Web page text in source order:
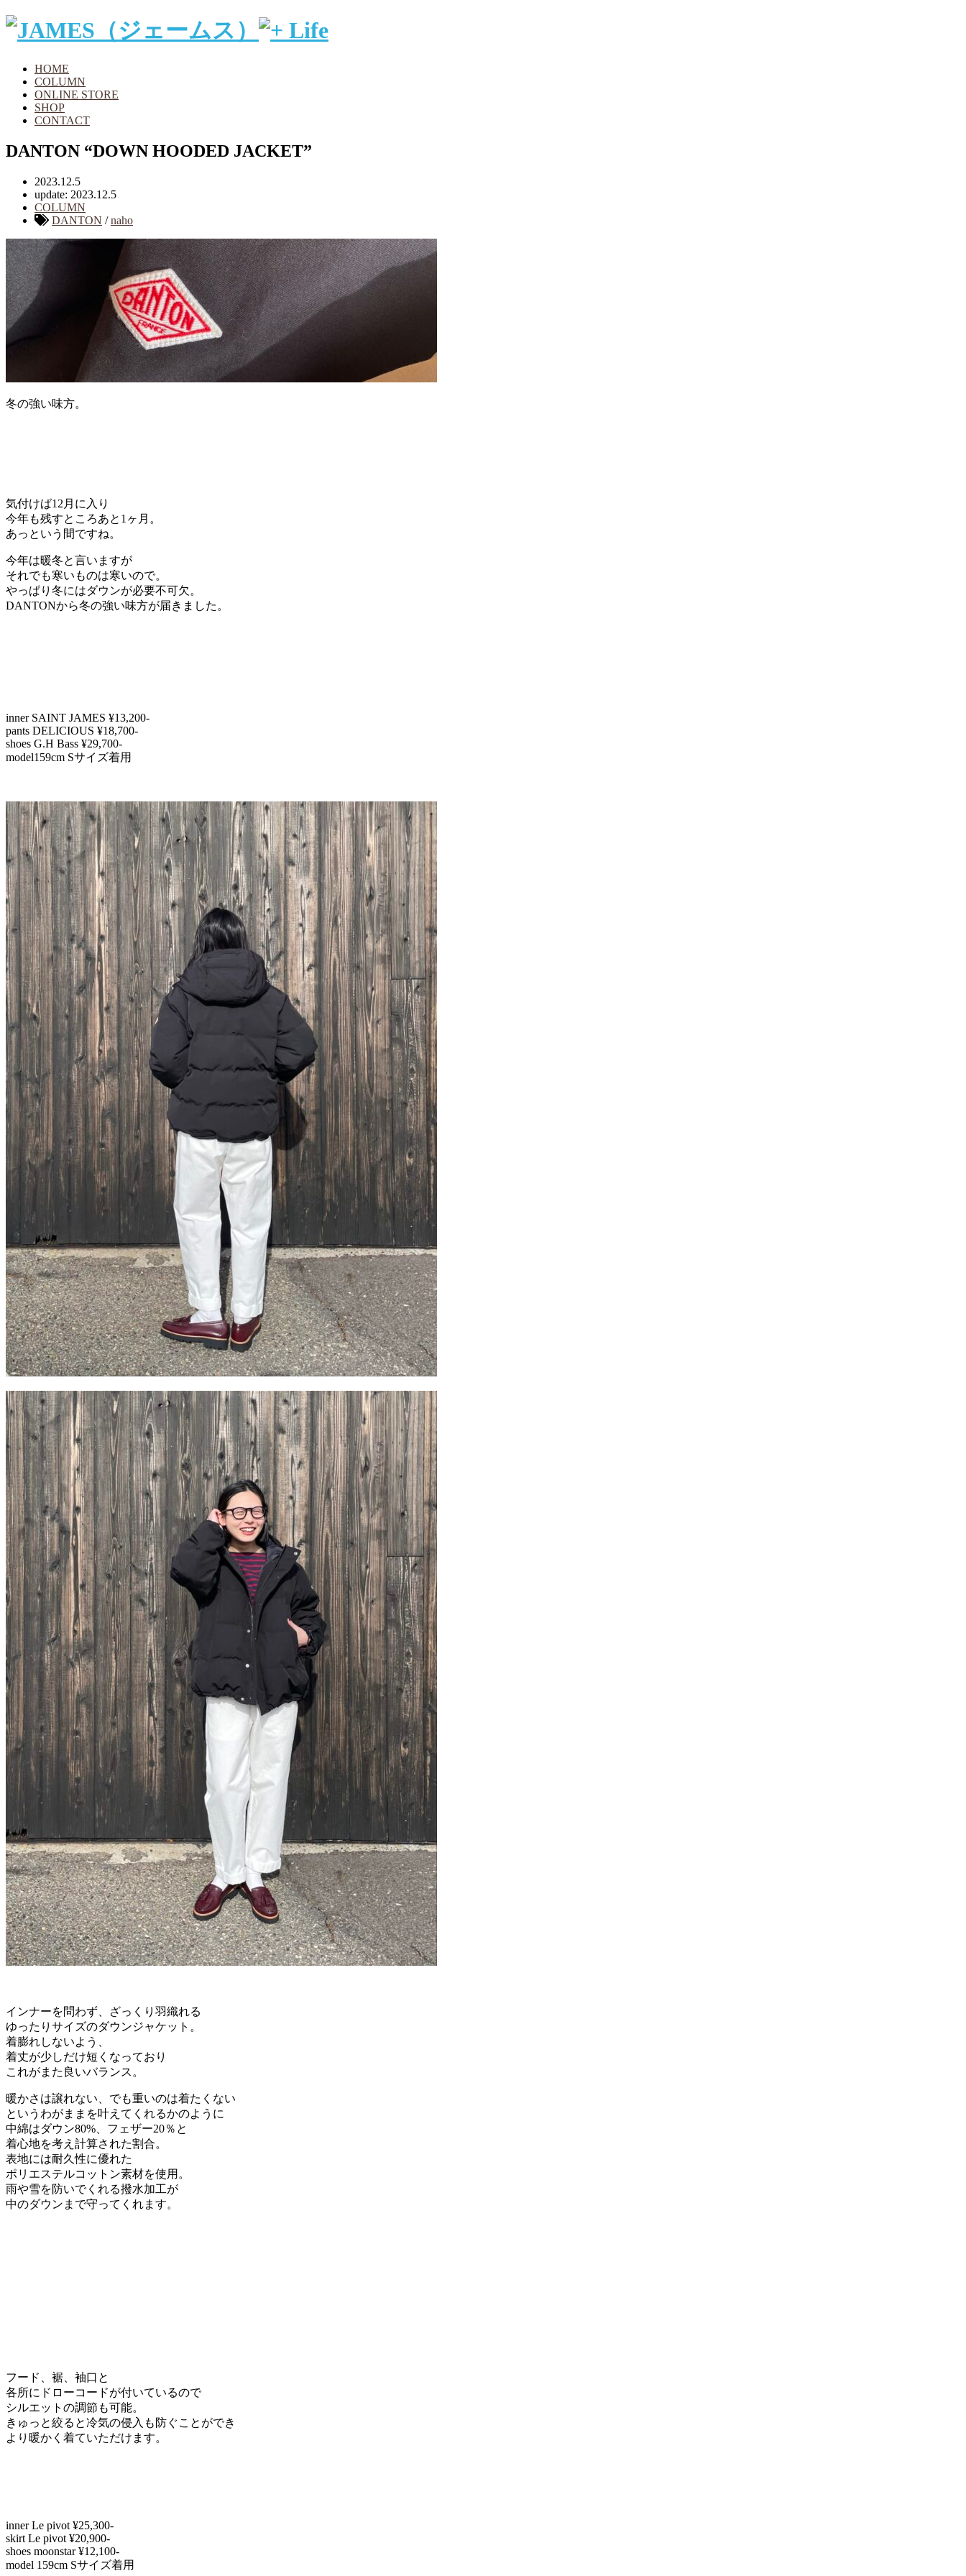
HOME
COLUMN
ONLINE STORE
SHOP
CONTACT
DANTON “DOWN HOODED JACKET”
2023.12.5
update: 2023.12.5
COLUMN
DANTON /naho
冬の強い味方。
気付けば12月に入り
今年も残すところあと1ヶ月。
あっという間ですね。
今年は暖冬と言いますが
それでも寒いものは寒いので。
やっぱり冬にはダウンが必要不可欠。
DANTONから冬の強い味方が届きました。
inner SAINT JAMES ¥13,200-
pants DELICIOUS ¥18,700-
shoes G.H Bass ¥29,700-
model159cm Sサイズ着用
インナーを問わず、ざっくり羽織れる
ゆったりサイズのダウンジャケット。
着膨れしないよう、
着丈が少しだけ短くなっており
これがまた良いバランス。
暖かさは譲れない、でも重いのは着たくない
というわがままを叶えてくれるかのように
中綿はダウン80%、フェザー20％と
着心地を考え計算された割合。
表地には耐久性に優れた
ポリエステルコットン素材を使用。
雨や雪を防いでくれる撥水加工が
中のダウンまで守ってくれます。
フード、裾、袖口と
各所にドローコードが付いているので
シルエットの調節も可能。
きゅっと絞ると冷気の侵入も防ぐことができ
より暖かく着ていただけます。
inner Le pivot ¥25,300-
skirt Le pivot ¥20,900-
shoes moonstar ¥12,100-
model 159cm Sサイズ着用